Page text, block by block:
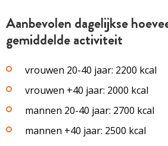
Aanbevolen dagelijkse
gemiddelde activiteit
vrouwen 20-40 jaar: 2200 kcal
vrouwen +40 jaar: 2000 kcal
mannen 20-40 jaar: 2700 kcal
mannen +40 jaar: 2500 kcal